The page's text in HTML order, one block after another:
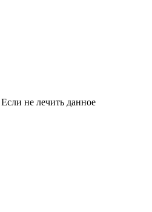
не лечить данное